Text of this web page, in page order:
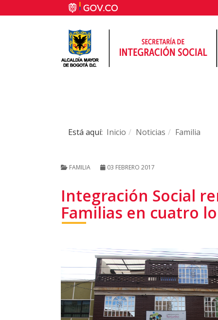
Está aquí: Inicio Noticias Familia
FAMILIA 03 FEBRERO 2017
Integración Social
Familias en cuatro